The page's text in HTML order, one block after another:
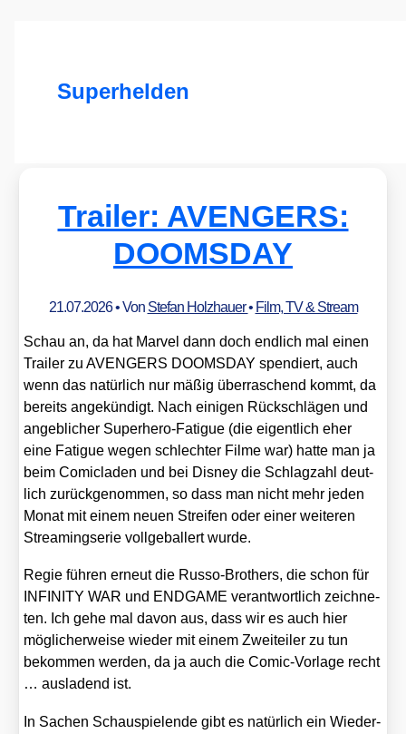
Superhelden
Trailer: AVENGERS:
DOOMSDAY
21.07.2026• Von Stefan Holzhauer• Film, TV & Stream
Schau an, da hat Mar­vel dann doch end­lich mal einen
Trai­ler zu AVENGERS DOOMSDAY spen­diert, auch
wenn das natür­lich nur mäßig über­ra­schend kommt, da
bereits ange­kün­digt. Nach eini­gen Rück­schlä­gen und
angeb­li­cher Super­he­ro-Fati­gue (die eigent­lich eher
eine Fati­gue wegen schlech­ter Fil­me war) hat­te man ja
beim Comic­la­den und bei Dis­ney die Schlag­zahl deut­
lich zurück­ge­nom­men, so dass man nicht mehr jeden
Monat mit einem neu­en Strei­fen oder einer wei­te­ren
Strea­ming­se­rie voll­ge­bal­lert wur­de.
Regie füh­ren erneut die Rus­so-Brot­hers, die schon für
INFINITY WAR und ENDGAME ver­ant­wort­lich zeich­ne­
ten. Ich gehe mal davon aus, dass wir es auch hier
mög­li­cher­wei­se wie­der mit einem Zwei­tei­ler zu tun
bekom­men wer­den, da ja auch die Comic-Vor­la­ge recht
… aus­la­dend ist.
In Sachen Schau­spie­len­de gibt es natür­lich ein Wie­der­